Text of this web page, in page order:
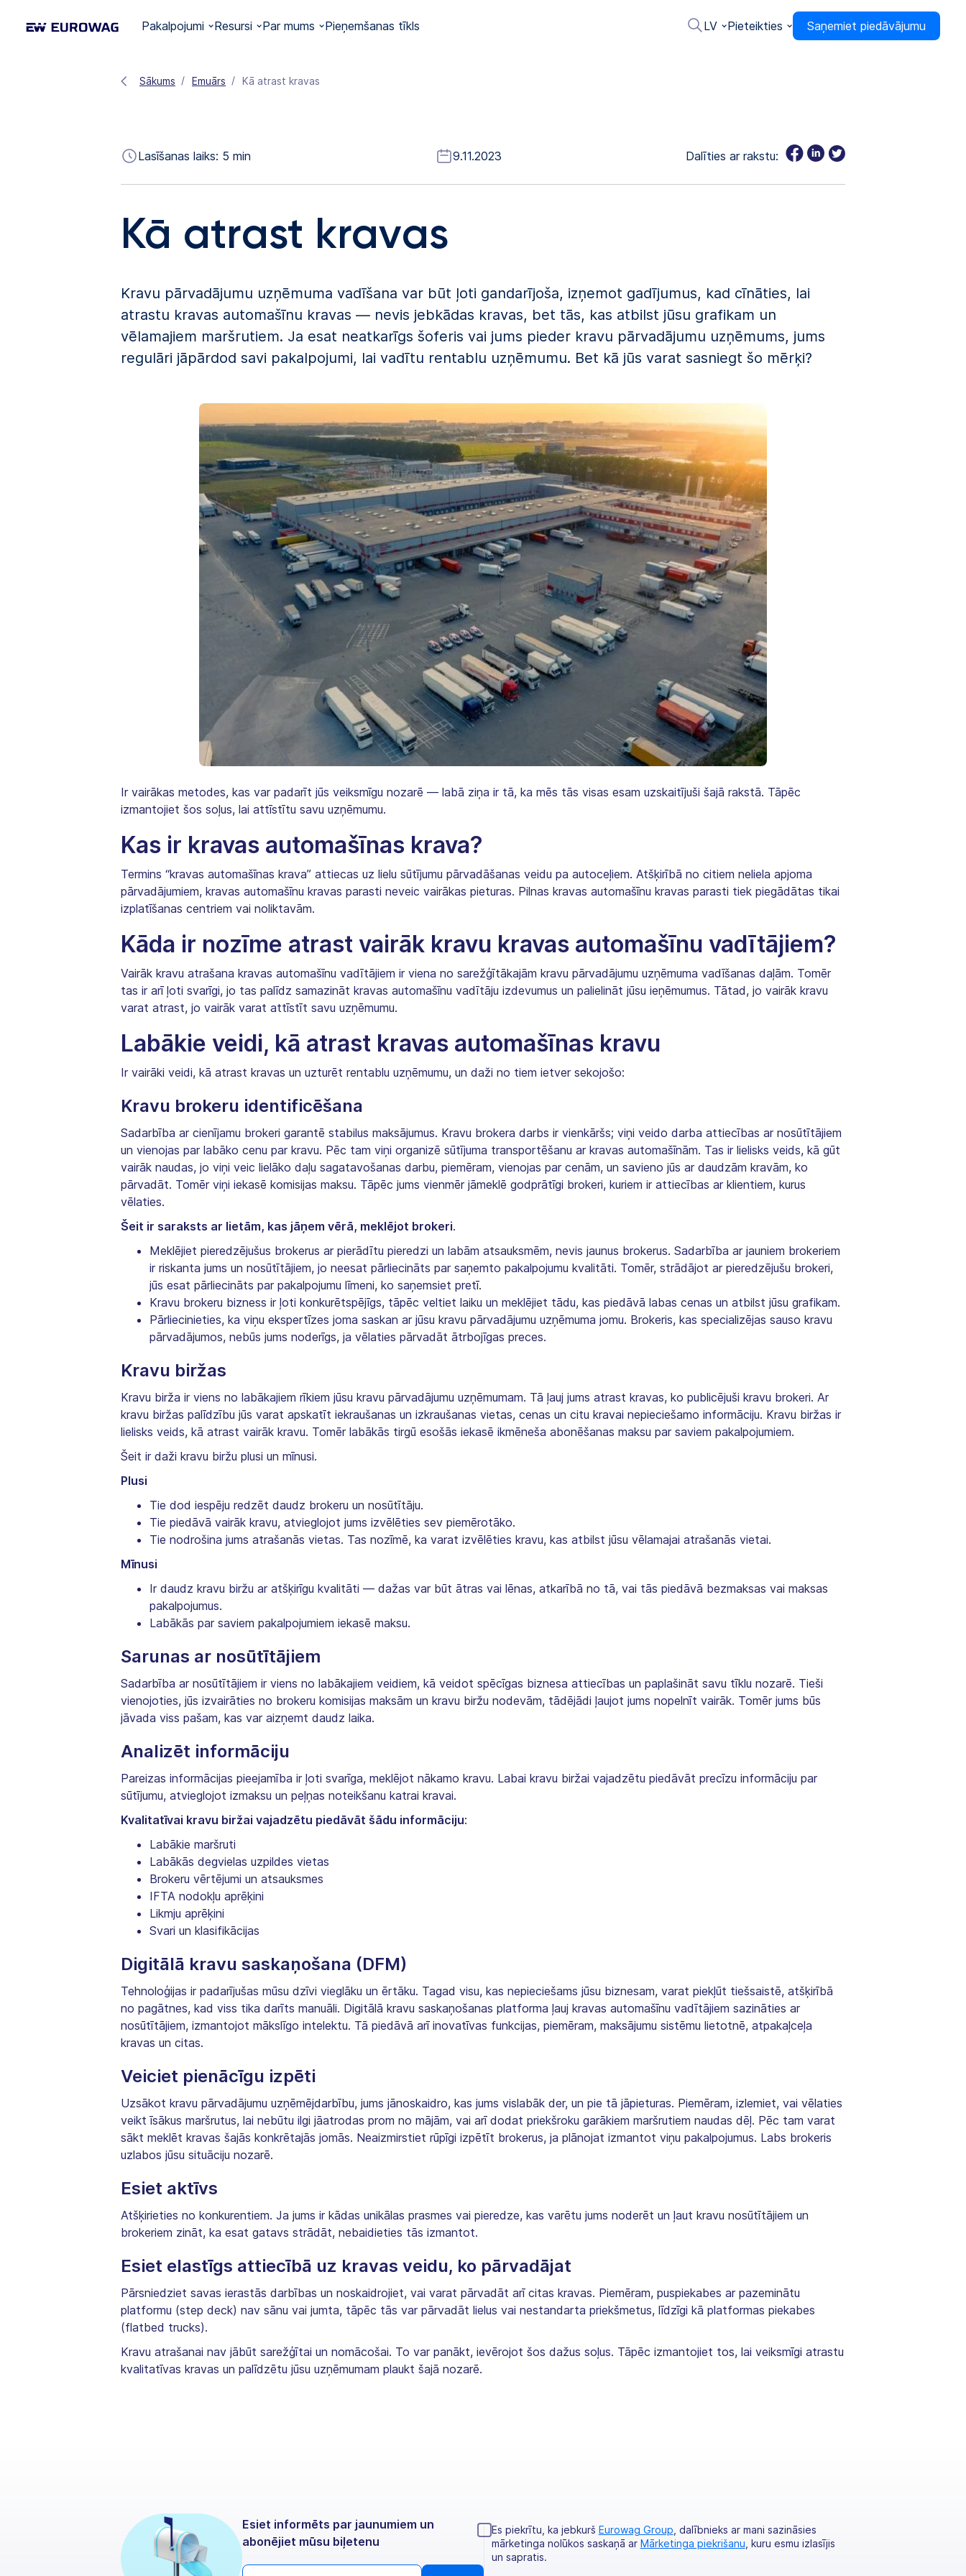
Pakalpojumi Resursi Par mums Pieņemšanas tīkls LV Pieteikties Saņemiet piedāvājumu
Sākums Emuārs Kā atrast kravas
Lasīšanas laiks: 5 min 9.11.2023 Dalīties ar rakstu:
Kā atrast kravas
Kravu pārvadājumu uzņēmuma vadīšana var būt ļoti gandarījoša, izņemot gadījumus, kad cīnāties, lai
atrastu kravas automašīnu kravas — nevis jebkādas kravas, bet tās, kas atbilst jūsu grafikam un
vēlamajiem maršrutiem. Ja esat neatkarīgs šoferis vai jums pieder kravu pārvadājumu uzņēmums, jums
regulāri jāpārdod savi pakalpojumi, lai vadītu rentablu uzņēmumu. Bet kā jūs varat sasniegt šo mērķi?
Ir vairākas metodes, kas var padarīt jūs veiksmīgu nozarē — labā ziņa ir tā, ka mēs tās visas esam uzskaitījuši šajā rakstā. Tāpēc
izmantojiet šos soļus, lai attīstītu savu uzņēmumu.
Kas ir kravas automašīnas krava?
Termins “kravas automašīnas krava” attiecas uz lielu sūtījumu pārvadāšanas veidu pa autoceļiem. Atšķirībā no citiem neliela apjoma
pārvadājumiem, kravas automašīnu kravas parasti neveic vairākas pieturas. Pilnas kravas automašīnu kravas parasti tiek piegādātas tikai
izplatīšanas centriem vai noliktavām.
Kāda ir nozīme atrast vairāk kravu kravas automašīnu vadītājiem?
Vairāk kravu atrašana kravas automašīnu vadītājiem ir viena no sarežģītākajām kravu pārvadājumu uzņēmuma vadīšanas daļām. Tomēr
tas ir arī ļoti svarīgi, jo tas palīdz samazināt kravas automašīnu vadītāju izdevumus un palielināt jūsu ieņēmumus. Tātad, jo vairāk kravu
varat atrast, jo vairāk varat attīstīt savu uzņēmumu.
Labākie veidi, kā atrast kravas automašīnas kravu
Ir vairāki veidi, kā atrast kravas un uzturēt rentablu uzņēmumu, un daži no tiem ietver sekojošo:
Kravu brokeru identificēšana
Sadarbība ar cienījamu brokeri garantē stabilus maksājumus. Kravu brokera darbs ir vienkāršs; viņi veido darba attiecības ar nosūtītājiem
un vienojas par labāko cenu par kravu. Pēc tam viņi organizē sūtījuma transportēšanu ar kravas automašīnām. Tas ir lielisks veids, kā gūt
vairāk naudas, jo viņi veic lielāko daļu sagatavošanas darbu, piemēram, vienojas par cenām, un savieno jūs ar daudzām kravām, ko
pārvadāt. Tomēr viņi iekasē komisijas maksu. Tāpēc jums vienmēr jāmeklē godprātīgi brokeri, kuriem ir attiecības ar klientiem, kurus
vēlaties.
Šeit ir saraksts ar lietām, kas jāņem vērā, meklējot brokeri.
Meklējiet pieredzējušus brokerus ar pierādītu pieredzi un labām atsauksmēm, nevis jaunus brokerus. Sadarbība ar jauniem brokeriem
ir riskanta jums un nosūtītājiem, jo neesat pārliecināts par saņemto pakalpojumu kvalitāti. Tomēr, strādājot ar pieredzējušu brokeri,
jūs esat pārliecināts par pakalpojumu līmeni, ko saņemsiet pretī.
Kravu brokeru bizness ir ļoti konkurētspējīgs, tāpēc veltiet laiku un meklējiet tādu, kas piedāvā labas cenas un atbilst jūsu grafikam.
Pārliecinieties, ka viņu ekspertīzes joma saskan ar jūsu kravu pārvadājumu uzņēmuma jomu. Brokeris, kas specializējas sauso kravu
pārvadājumos, nebūs jums noderīgs, ja vēlaties pārvadāt ātrbojīgas preces.
Kravu biržas
Kravu birža ir viens no labākajiem rīkiem jūsu kravu pārvadājumu uzņēmumam. Tā ļauj jums atrast kravas, ko publicējuši kravu brokeri. Ar
kravu biržas palīdzību jūs varat apskatīt iekraušanas un izkraušanas vietas, cenas un citu kravai nepieciešamo informāciju. Kravu biržas ir
lielisks veids, kā atrast vairāk kravu. Tomēr labākās tirgū esošās iekasē ikmēneša abonēšanas maksu par saviem pakalpojumiem.
Šeit ir daži kravu biržu plusi un mīnusi.
Plusi
Tie dod iespēju redzēt daudz brokeru un nosūtītāju.
Tie piedāvā vairāk kravu, atvieglojot jums izvēlēties sev piemērotāko.
Tie nodrošina jums atrašanās vietas. Tas nozīmē, ka varat izvēlēties kravu, kas atbilst jūsu vēlamajai atrašanās vietai.
Mīnusi
Ir daudz kravu biržu ar atšķirīgu kvalitāti — dažas var būt ātras vai lēnas, atkarībā no tā, vai tās piedāvā bezmaksas vai maksas
pakalpojumus.
Labākās par saviem pakalpojumiem iekasē maksu.
Sarunas ar nosūtītājiem
Sadarbība ar nosūtītājiem ir viens no labākajiem veidiem, kā veidot spēcīgas biznesa attiecības un paplašināt savu tīklu nozarē. Tieši
vienojoties, jūs izvairāties no brokeru komisijas maksām un kravu biržu nodevām, tādējādi ļaujot jums nopelnīt vairāk. Tomēr jums būs
jāvada viss pašam, kas var aizņemt daudz laika.
Analizēt informāciju
Pareizas informācijas pieejamība ir ļoti svarīga, meklējot nākamo kravu. Labai kravu biržai vajadzētu piedāvāt precīzu informāciju par
sūtījumu, atvieglojot izmaksu un peļņas noteikšanu katrai kravai.
Kvalitatīvai kravu biržai vajadzētu piedāvāt šādu informāciju:
Labākie maršruti
Labākās degvielas uzpildes vietas
Brokeru vērtējumi un atsauksmes
IFTA nodokļu aprēķini
Likmju aprēķini
Svari un klasifikācijas
Digitālā kravu saskaņošana (DFM)
Tehnoloģijas ir padarījušas mūsu dzīvi vieglāku un ērtāku. Tagad visu, kas nepieciešams jūsu biznesam, varat piekļūt tiešsaistē, atšķirībā
no pagātnes, kad viss tika darīts manuāli. Digitālā kravu saskaņošanas platforma ļauj kravas automašīnu vadītājiem sazināties ar
nosūtītājiem, izmantojot mākslīgo intelektu. Tā piedāvā arī inovatīvas funkcijas, piemēram, maksājumu sistēmu lietotnē, atpakaļceļa
kravas un citas.
Veiciet pienācīgu izpēti
Uzsākot kravu pārvadājumu uzņēmējdarbību, jums jānoskaidro, kas jums vislabāk der, un pie tā jāpieturas. Piemēram, izlemiet, vai vēlaties
veikt īsākus maršrutus, lai nebūtu ilgi jāatrodas prom no mājām, vai arī dodat priekšroku garākiem maršrutiem naudas dēļ. Pēc tam varat
sākt meklēt kravas šajās konkrētajās jomās. Neaizmirstiet rūpīgi izpētīt brokerus, ja plānojat izmantot viņu pakalpojumus. Labs brokeris
uzlabos jūsu situāciju nozarē.
Esiet aktīvs
Atšķirieties no konkurentiem. Ja jums ir kādas unikālas prasmes vai pieredze, kas varētu jums noderēt un ļaut kravu nosūtītājiem un
brokeriem zināt, ka esat gatavs strādāt, nebaidieties tās izmantot.
Esiet elastīgs attiecībā uz kravas veidu, ko pārvadājat
Pārsniedziet savas ierastās darbības un noskaidrojiet, vai varat pārvadāt arī citas kravas. Piemēram, puspiekabes ar pazeminātu
platformu (step deck) nav sānu vai jumta, tāpēc tās var pārvadāt lielus vai nestandarta priekšmetus, līdzīgi kā platformas piekabes
(flatbed trucks).
Kravu atrašanai nav jābūt sarežģītai un nomācošai. To var panākt, ievērojot šos dažus soļus. Tāpēc izmantojiet tos, lai veiksmīgi atrastu
kvalitatīvas kravas un palīdzētu jūsu uzņēmumam plaukt šajā nozarē.
Esiet informēts par jaunumiem un
abonējiet mūsu biļetenu
Es piekrītu, ka jebkurš Eurowag Group , dalībnieks ar mani sazināsies
mārketinga nolūkos saskaņā ar Mārketinga piekrišanu , kuru esmu izlasījis
un sapratis.